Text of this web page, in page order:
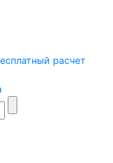
расчет